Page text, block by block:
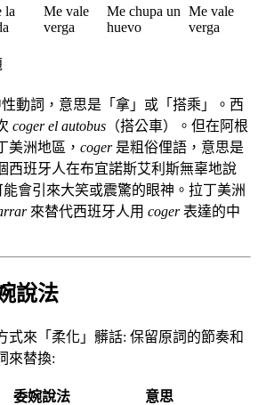
la
Me vale
verga
Me chupa un
huevo
Me vale
verga
動詞，意思是「拿」或「搭乘」。西
coger el autobus （搭公車）。但在阿根
美洲地區， coger是粗俗俚語，意思是
西班牙人在布宜諾斯艾利斯無辜地說
能會引來大笑或震驚的眼神。拉丁美洲
來替代西班牙人用 coger表達的中
說法
式來「柔化」髒話: 保留原詞的節奏和
來替換:
委婉說法
意思